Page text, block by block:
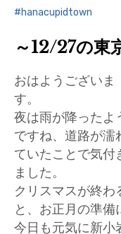
hanacupidtown
～12/27の東
おはようございま
す。
夜は雨が降ったよ
ですね、道路が濡
ていたことで気付
ました。
クリスマスが終わ
と、お正月の準備
今日も元気に新小